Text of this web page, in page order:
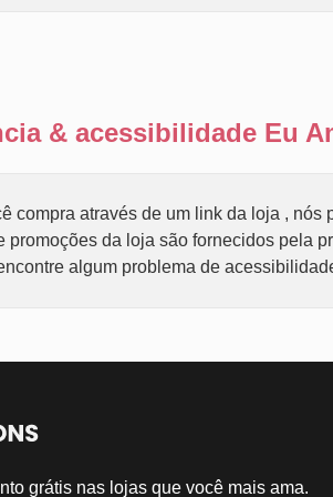
& acessibilidade Eu
compra através de um link da loja , nós
promoções da loja são fornecidos pela
algum problema de
grátis nas lojas que você mais ama.